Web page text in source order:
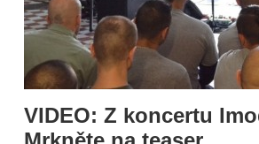
VIDEO: Z koncertu